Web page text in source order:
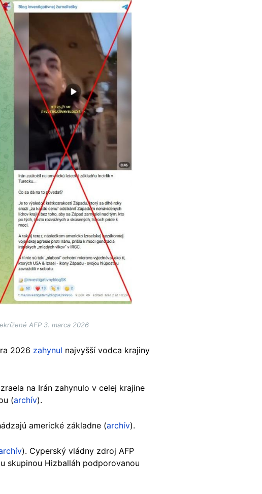
AFP 3. marca 2026
2026 zahynul najvyšší vodca krajiny
na Irán zahynulo v celej krajine
(archív).
americké základne (archív).
). Cyperský vládny zdroj AFP
skupinou Hizballáh podporovanou